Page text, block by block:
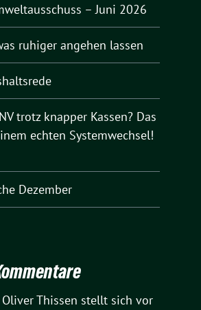
– Juni 2026
ruhiger angehen lassen
trotz knapper Kassen? Das
echten Systemwechsel!
Dezember
Oliver Thissen stellt sich vor